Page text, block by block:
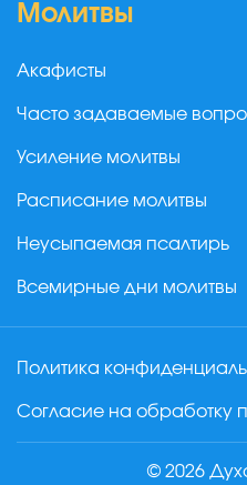
Молитвы
Акафисты
Часто задаваемые
Усиление молитвы
Расписание молитвы
Неусыпаемая псалтирь
Всемирные дни молитвы
Политика
Согласие на обработку
© 2026